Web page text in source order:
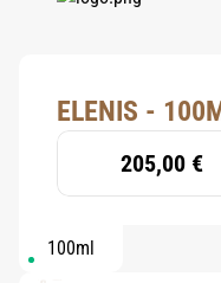
ELENIS -
205,00 €
100ml